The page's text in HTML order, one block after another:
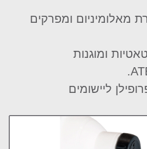
מאלומיניום ומפרקים
ומוגנות
ליישומים